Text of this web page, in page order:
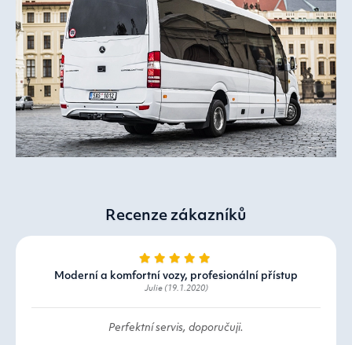
Recenze zákazníků
Moderní a komfortní vozy, profesionální přístup
Julie (19.1.2020)
Perfektní servis, doporučuji.